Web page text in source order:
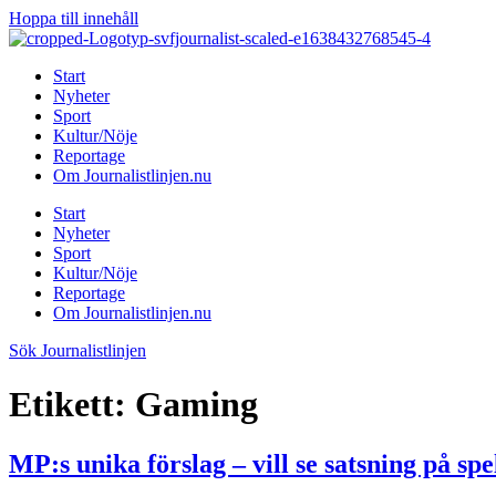
Hoppa till innehåll
Start
Nyheter
Sport
Kultur/Nöje
Reportage
Om Journalistlinjen.nu
Start
Nyheter
Sport
Kultur/Nöje
Reportage
Om Journalistlinjen.nu
Sök Journalistlinjen
Etikett: Gaming
MP:s unika förslag – vill se satsning på